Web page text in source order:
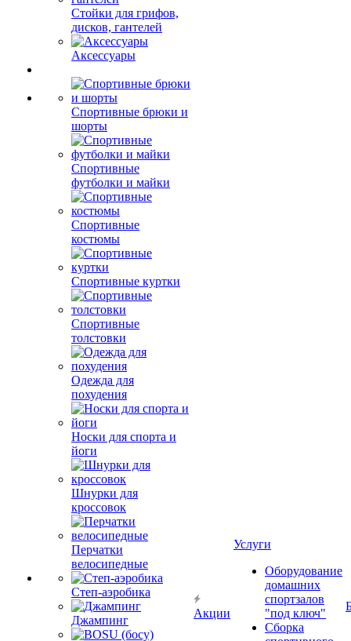
Стойки для грифов,
дисков, гантелей
Аксессуары
Спортивные брюки и
шорты
Спортивные
футболки и майки
Спортивные
костюмы
Спортивные куртки
Спортивные
толстовки
Одежда для
похудения
Носки для спорта и
йоги
Шнурки для
кроссовок
Перчатки
велосипедные
Степ-аэробика
Джампинг
Акции
Услуги
Оборудование
домашних
спортзалов
"под ключ"
Сборка